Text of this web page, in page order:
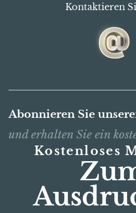
Kontaktieren
Abonnieren Sie
und erhalten Sie ein
Kostenloses